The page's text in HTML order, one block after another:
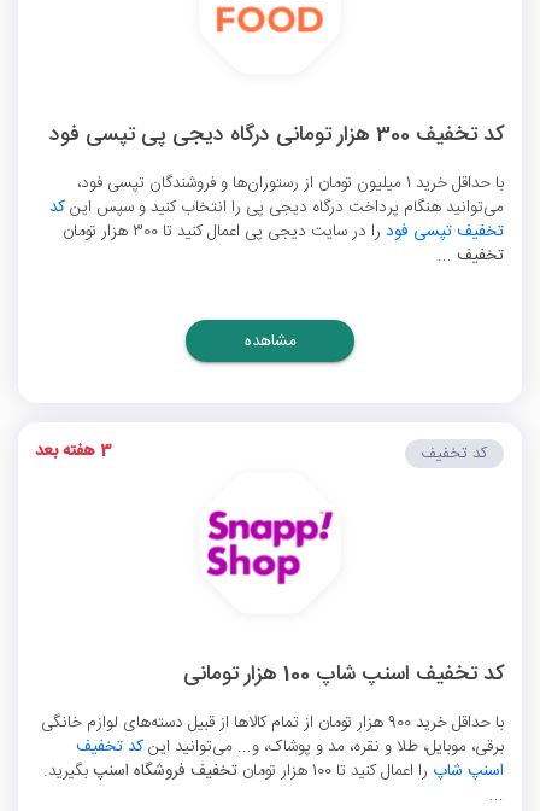
کد تخفیف 300 هزار تومانی درگاه دیجی پی تپسی فود
با حداقل خرید 1 میلیون تومان از رستوران‌ها و فروشندگان تپسی فود،
می‌توانید هنگام پرداخت درگاه دیجی پی را انتخاب کنید و سپس اینکد
تخفیف تپسی فود را در سایت دیجی پی اعمال کنید تا 300 هزار تومان
تخفیف ...
مشاهده
کد تخفیف اسنپ شاپ 100 هزار تومانی
با حداقل خرید 900 هزار تومان از تمام کالاها از قبیل دسته‌های لوازم خانگی
برقی، موبایل، طلا و نقره، مد و پوشاک، و... می‌توانید اینکد تخفیف
اسنپ شاپ را اعمال کنید تا 100 هزار تومان تخفیف فروشگاه اسنپبگیرید.
...
کد تخفیف 3 هفته بعد